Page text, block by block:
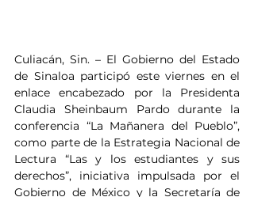
Culiacán, Sin. – El Gobierno del Estado
de Sinaloa participó este viernes en el
enlace encabezado por la Presidenta
Claudia Sheinbaum Pardo durante la
conferencia “La Mañanera del Pueblo”,
como parte de la Estrategia Nacional de
Lectura “Las y los estudiantes y sus
derechos”, iniciativa impulsada por el
Gobierno de México y la Secretaría de